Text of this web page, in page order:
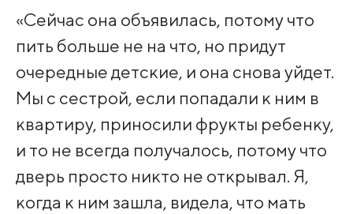
«Сейчас она объявилась, потому что
пить больше не на что, но придут
очередные детские, и она снова уйдет.
Мы с сестрой, если попадали к ним в
квартиру, приносили фрукты ребенку,
и то не всегда получалось, потому что
дверь просто никто не открывал. Я,
когда к ним зашла, видела, что мать